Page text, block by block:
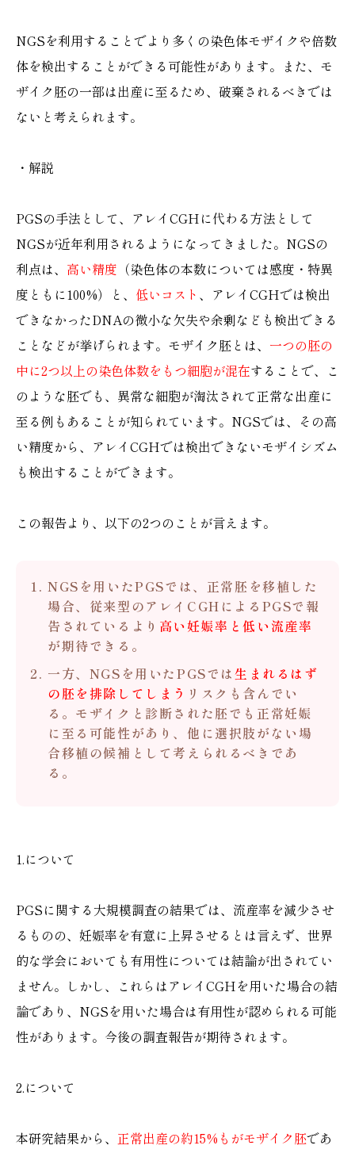
NGSを利用することでより多くの染色体モザイクや倍数
体を検出することができる可能性があります。また、モ
ザイク胚の一部は出産に至るため、破棄されるべきでは
ないと考えられます。
・解説
PGSの手法として、アレイCGHに代わる方法として
NGSが近年利用されるようになってきました。NGSの
利点は、 高い精度 （染色体の本数については感度・特異
度ともに100%）と、 低いコスト 、アレイCGHでは検出
できなかったDNAの微小な欠失や余剰なども検出できる
ことなどが挙げられます。モザイク胚とは、 一つの胚の
中に2つ以上の染色体数をもつ細胞が混在することで、こ
のような胚でも、異常な細胞が淘汰されて正常な出産に
至る例もあることが知られています。NGSでは、その高
い精度から、アレイCGHでは検出できないモザイシズム
も検出することができます。
この報告より、以下の2つのことが言えます。
NGSを用いたPGSでは、正常胚を移植した
場合、従来型のアレイCGHによるPGSで報
告されているより 高い妊娠率と低い流産率
が期待できる。
一方、NGSを用いたPGSでは生まれるはず
の胚を排除してしまう リスクも含んでい
る。モザイクと診断された胚でも正常妊娠
に至る可能性があり、他に選択肢がない場
合移植の候補として考えられるべきであ
る。
1.について
PGSに関する大規模調査の結果では、流産率を減少させ
るものの、妊娠率を有意に上昇させるとは言えず、世界
的な学会においても有用性については結論が出されてい
ません。しかし、これらはアレイCGHを用いた場合の結
論であり、NGSを用いた場合は有用性が認められる可能
性があります。今後の調査報告が期待されます。
2.について
本研究結果から、 正常出産の約15%もがモザイク胚であ